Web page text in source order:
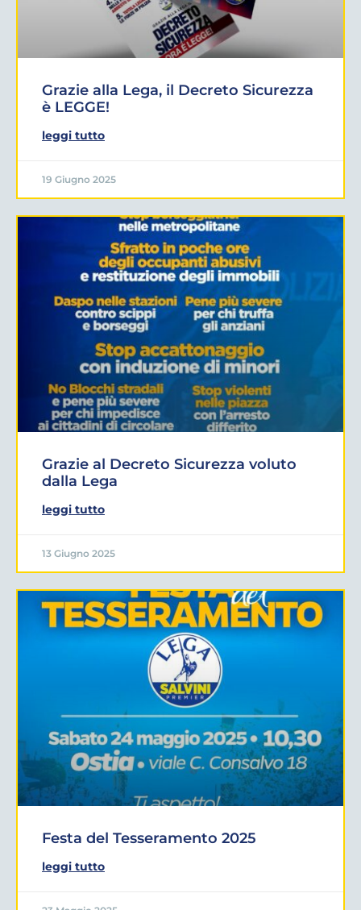
Grazie alla Lega, il Decreto Sicurezza
è LEGGE!
leggi tutto
19 Giugno 2025
Grazie al Decreto Sicurezza voluto
dalla Lega
leggi tutto
13 Giugno 2025
Festa del Tesseramento 2025
leggi tutto